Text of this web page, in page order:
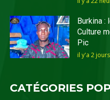
Burkina
Culture
Pic
il y'a 2 jours
CATÉGORIES